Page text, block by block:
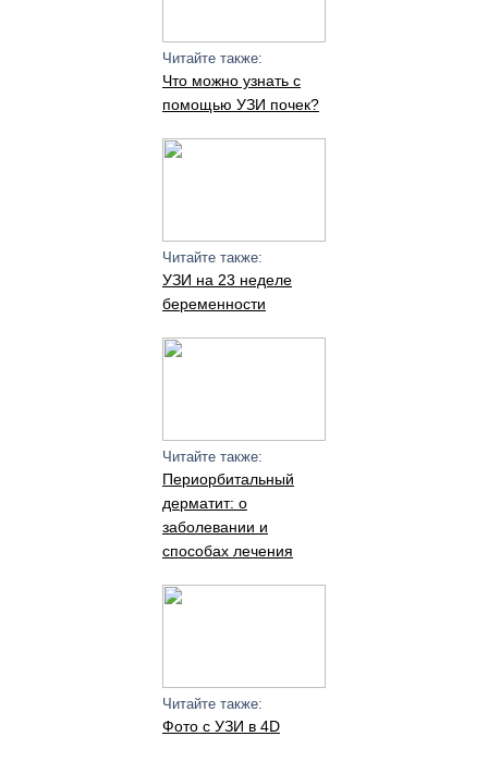
Читайте также:
Что можно узнать с
помощью УЗИ почек?
Читайте также:
УЗИ на 23 неделе
беременности
Читайте также:
Периорбитальный
дерматит: о
заболевании и
способах лечения
Читайте также:
Фото с УЗИ в 4D